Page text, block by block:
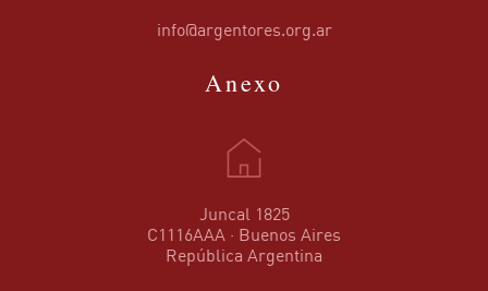
info@argentores.org.ar
Anexo
Juncal 1825
C1116AAA · Buenos Aires
República Argentina